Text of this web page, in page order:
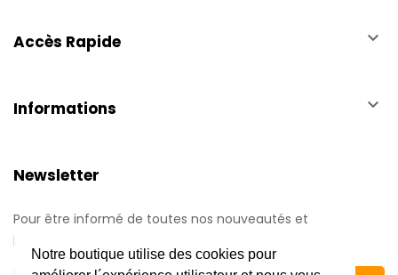
Notre boutique utilise des cookies pour
Accès Rapide keyboard_arrow_down
Informations keyboard_arrow_down
Newsletter
Pour être informé de toutes nos nouveautés et
promotions.